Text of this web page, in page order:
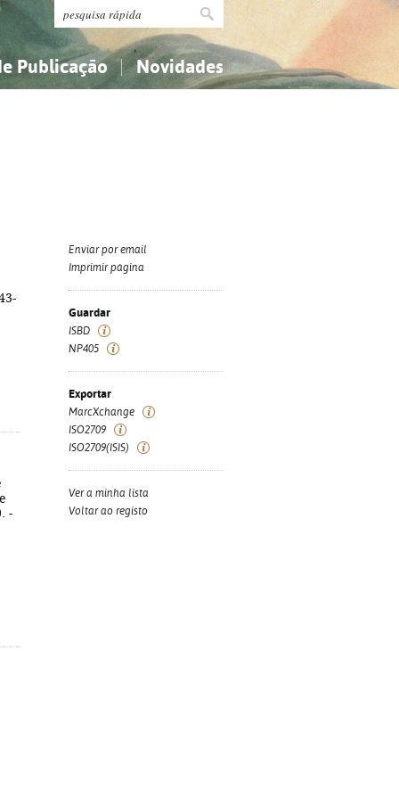
Publicação Novidades
-
Enviar por email
Imprimir página
Guardar
ISBD
NP405
Exportar
MarcXchange
ISO2709
ISO2709(ISIS)
Ver a minha lista
Voltar ao registo